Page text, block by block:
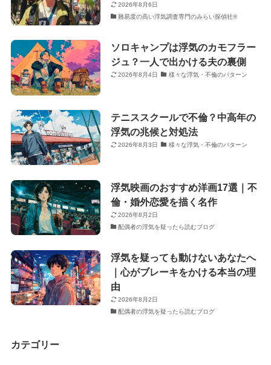
2026年8月6日
難易度の高い浮気調査専門のみらい探偵社®︎
ソロキャンプは浮気のカモフラー
ジュ？一人で出かける夫の裏側
2026年8月4日 様々な浮気・不倫のパターン
テニススクールで不倫？中高年の
浮気の兆候と対処法
2026年8月3日 様々な浮気・不倫のパターン
浮気映画のおすすめ洋画17選｜不
倫・婚外恋愛を描く名作
2026年8月2日
配偶者の浮気を疑ったら読むブログ
浮気を疑っても動けないあなたへ
｜心がブレーキをかける本当の理
由
2026年8月2日
配偶者の浮気を疑ったら読むブログ
カテゴリー